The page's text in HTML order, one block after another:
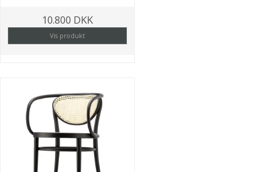
10.800 DKK
Vis produkt